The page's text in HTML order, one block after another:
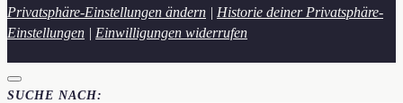
Privatsphäre-Einstellungen ändern | Historie deiner Privatsphäre-
Einstellungen | Einwilligungen widerrufen
SUCHE NACH: